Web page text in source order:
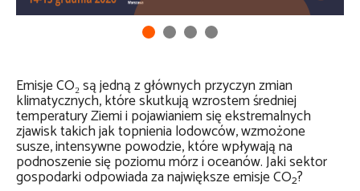
Emisje CO₂ są jedną z głównych przyczyn zmian
klimatycznych, które skutkują wzrostem średniej
temperatury Ziemi i pojawianiem się ekstremalnych
zjawisk takich jak topnienia lodowców, wzmożone
susze, intensywne powodzie, które wpływają na
podnoszenie się poziomu mórz i oceanów. Jaki sektor
gospodarki odpowiada za największe emisje CO2?